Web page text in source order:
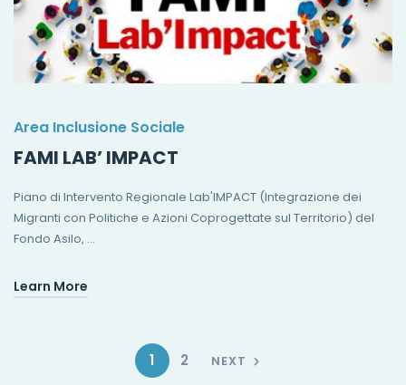
Area Inclusione Sociale
FAMI LAB’ IMPACT
Piano di Intervento Regionale Lab'IMPACT (Integrazione dei
Migranti con Politiche e Azioni Coprogettate sul Territorio) del
Fondo Asilo, …
Learn More
1 2 NEXT